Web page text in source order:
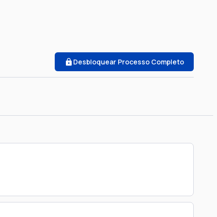
Desbloquear Processo Completo